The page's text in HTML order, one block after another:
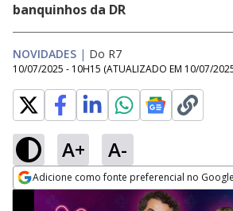
banquinhos da DR
NOVIDADES | Do R7
10/07/2025 - 10H15 (ATUALIZADO EM 10/07/
A+ A-
Adicione como fonte preferencial no Google
Opens in new window